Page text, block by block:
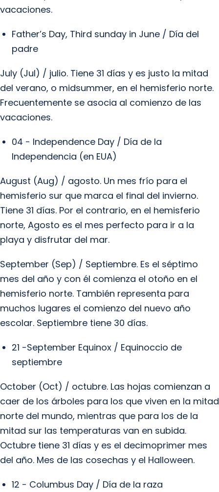
vacaciones.
Father’s Day, Third sunday in June / Día del
padre
July (Jul) / julio. Tiene 31 días y es justo la mitad
del verano, o midsummer, en el hemisferio norte.
Frecuentemente se asocia al comienzo de las
vacaciones.
04 - Independence Day / Día de la
Independencia (en EUA)
August (Aug) / agosto. Un mes frío para el
hemisferio sur que marca el final del invierno.
Tiene 31 días. Por el contrario, en el hemisferio
norte, Agosto es el mes perfecto para ir a la
playa y disfrutar del mar.
September (Sep) / Septiembre. Es el séptimo
mes del año y con él comienza el otoño en el
hemisferio norte. También representa para
muchos lugares el comienzo del nuevo año
escolar. Septiembre tiene 30 días.
21 -September Equinox / Equinoccio de
septiembre
October (Oct) / octubre. Las hojas comienzan a
caer de los árboles para los que viven en la mitad
norte del mundo, mientras que para los de la
mitad sur las temperaturas van en subida.
Octubre tiene 31 días y es el decimoprimer mes
del año. Mes de las cosechas y el Halloween.
12 - Columbus Day / Día de la raza